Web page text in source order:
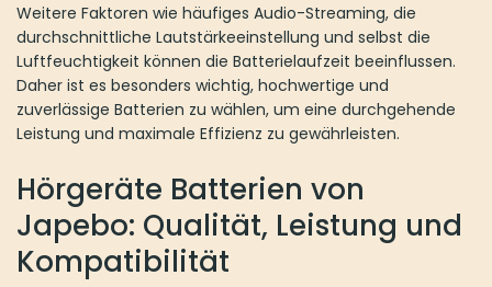
Weitere Faktoren wie häufiges Audio-Streaming, die
durchschnittliche Lautstärkeeinstellung und selbst die
Luftfeuchtigkeit können die Batterielaufzeit beeinflussen.
Daher ist es besonders wichtig, hochwertige und
zuverlässige Batterien zu wählen, um eine durchgehende
Leistung und maximale Effizienz zu gewährleisten.
Hörgeräte Batterien von
Japebo: Qualität, Leistung und
Kompatibilität